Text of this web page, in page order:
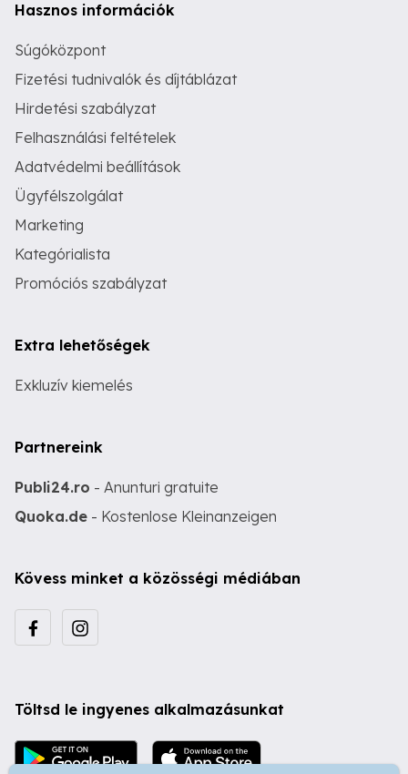
Hasznos információk
Súgóközpont
Fizetési tudnivalók és díjtáblázat
Hirdetési szabályzat
Felhasználási feltételek
Adatvédelmi beállítások
Ügyfélszolgálat
Marketing
Kategórialista
Promóciós szabályzat
Extra lehetőségek
Exkluzív kiemelés
Partnereink
Publi24.ro - Anunturi gratuite
Quoka.de - Kostenlose Kleinanzeigen
Kövess minket a közösségi médiában
Töltsd le ingyenes alkalmazásunkat